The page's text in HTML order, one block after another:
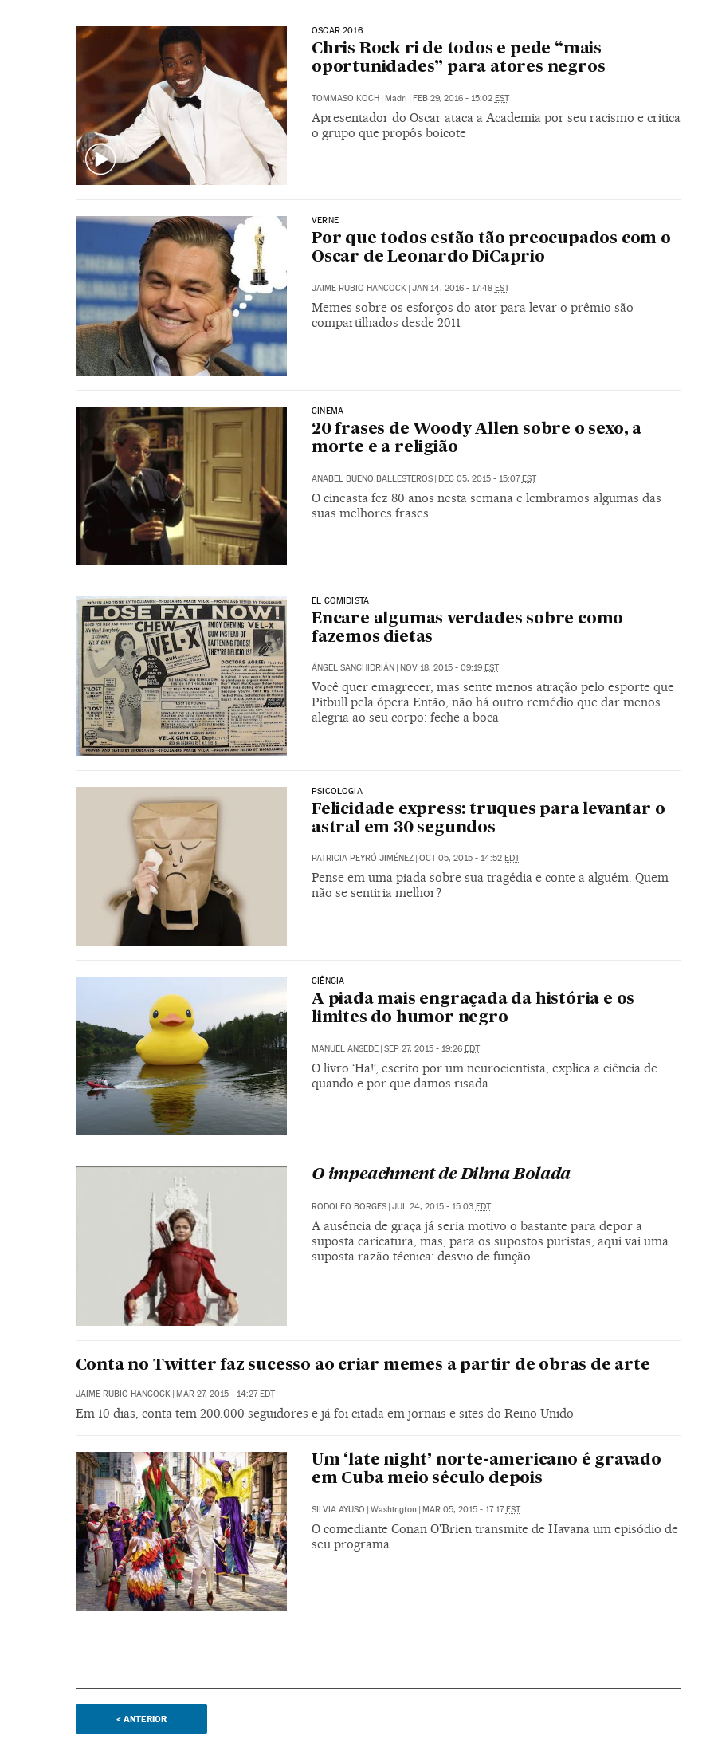
OSCAR 2016
Chris Rock ri de todos e pede “mais
oportunidades” para atores negros
TOMMASO KOCH | Madri | FEB 29, 2016 - 15:02 EST
Apresentador do Oscar ataca a Academia por seu racismo e critica
o grupo que propôs boicote
VERNE
Por que todos estão tão preocupados com o
Oscar de Leonardo DiCaprio
JAIME RUBIO HANCOCK JAN 14, 2016 - 17:48 EST
Memes sobre os esforços do ator para levar o prêmio são
compartilhados desde 2011
CINEMA
20 frases de Woody Allen sobre o sexo, a
morte e a religião
ANABEL BUENO BALLESTEROS | DEC 05, 2015 - 15:07EST
O cineasta fez 80 anos nesta semana e lembramos algumas das
suas melhores frases
EL COMIDISTA
Encare algumas verdades sobre como
fazemos dietas
ÁNGEL SANCHIDRIÁN | NOV 18, 2015 - 09:19 EST
Você quer emagrecer, mas sente menos atração pelo esporte que
Pitbull pela ópera Então, não há outro remédio que dar menos
alegria ao seu corpo: feche a boca
PSICOLOGIA
Felicidade express: truques para levantar o
astral em 30 segundos
PATRICIA PEYRÓ JIMÉNEZ OCT 05, 2015 - 14:52 EDT
Pense em uma piada sobre sua tragédia e conte a alguém. Quem
não se sentiria melhor?
CIÊNCIA
A piada mais engraçada da história e os
limites do humor negro
MANUEL ANSEDE | SEP 27, 2015 - 19:26 EDT
O livro ‘Ha!’, escrito por um neurocientista, explica a ciência de
quando e por que damos risada
O impeachment de Dilma Bolada
RODOLFO BORGES JUL 24, 2015 - 15:03 EDT
A ausência de graça já seria motivo o bastante para depor a
suposta caricatura, mas, para os supostos puristas, aqui vai uma
suposta razão técnica: desvio de função
Conta no Twitter faz sucesso ao criar memes a partir de obras de arte
JAIME RUBIO HANCOCK | MAR 27, 2015 - 14:27EDT
Em 10 dias, conta tem 200.000 seguidores e já foi citada em jornais e sites do Reino Unido
Um ‘late night’ norte-americano é gravado
em Cuba meio século depois
SILVIA AYUSO Washington MAR 05, 2015 - 17:17 EST
O comediante Conan O'Brien transmite de Havana um episódio de
seu programa
< ANTERIOR